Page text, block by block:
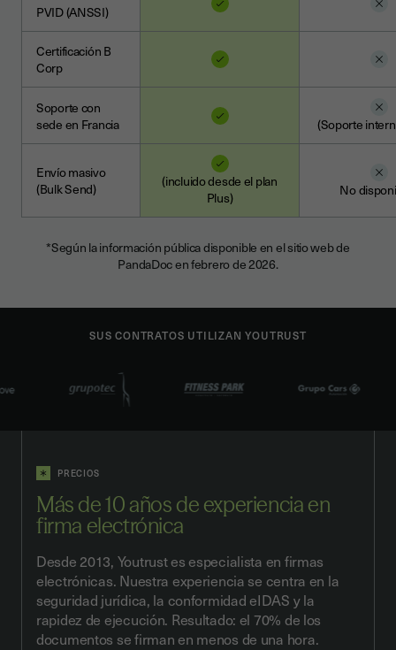
PVID (ANSSI)
Certificación B
Corp
Soporte con
sede en Francia
(Soporte
Envío masivo
(Bulk Send)
(incluido desde el plan
Plus)
No
*Según la información pública disponible en el sitio web de
PandaDoc en febrero de 2026.
SUS CONTRATOS UTILIZAN YOUTRUST
PRECIOS
Más de 10 años de experiencia en
firma electrónica
Desde 2013, Youtrust es especialista en firmas
electrónicas. Nuestra experiencia se centra en la
seguridad jurídica, la conformidad eIDAS y la
rapidez de ejecución. Resultado: el 70% de los
documentos se firman en menos de una hora.